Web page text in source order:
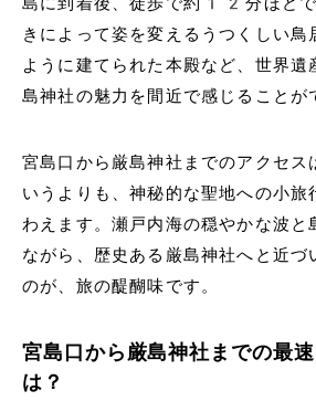
きによって姿を変えるうつくしい鳥
ように建てられた本殿など、世界遺
島神社の魅力を間近で感じることが
宮島口から厳島神社までのアクセス
いうよりも、神秘的な聖地への小旅
わえます。瀬戸内海の穏やかな波と
ながら、歴史ある厳島神社へと近づ
のが、旅の醍醐味です。
宮島口から厳島神社までの最
は？